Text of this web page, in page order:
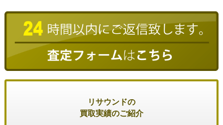
リサウンドの
買取実績のご紹介